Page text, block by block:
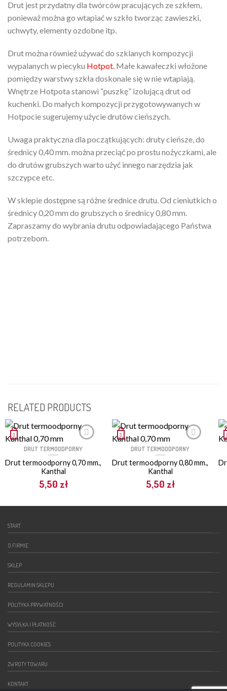
Drut jest przydatny dla twórców pracujących ze szkłem,
ponieważ można go wtapiać w szkło tworząc zawieszki,
uchwyty, elementy ozdobne itp.
Drut można również używać do szklanych kompozycji
wypalanych w piecyku Hotpot. Małe kawałeczki włożone
pomiędzy warstwy szkła doskonale się w nie wtapiają.
Wnętrze Hotpota stanowi “puszkę” izolującą drut od
kuchenki. Do małych kompozycji przygotowywanych w
Hotpocie sugerujemy użycie drutów cieńszych.
Uwaga praktyczna dla początkujących: druty cieńsze, do
średnicy 0,40 mm. można przeciąć po prostu nożyczkami, ale
do drutów grubszych warto użyć innego narzędzia jak
szczypce etc.
W sklepie dostępne są różne średnice drutu. Od cieniutkich o
średnicy 0,20 mm do grubszych o średnicy 0,80 mm.
Zapraszamy do wybrania drutu odpowiadającego Państwa
potrzebom.
RELATED PRODUCTS
DRUT TERMOODPORNY
Drut termoodporny 0,70 mm.,
Kanthal
5,50 zł
DRUT TERMOODPORNY
Drut termoodporny 0,80 mm.,
Kanthal
5,50 zł
START
O FIRMIE
SKLEP
REGULAMIN SKLEPU
POLITYKA PRYWATNOŚCI
WYSYŁKA I PŁATNOŚĆ
POLITYKA COOKIES
ZWROTY TOWARU
KONTAKT